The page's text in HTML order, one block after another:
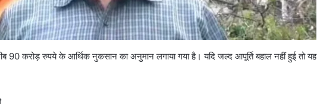
90 करोड़ रुपये के आर्थिक नुकसान का अनुमान लगाया गया है। यदि जल्द आपूर्ति बहाल नहीं हुई तो यह